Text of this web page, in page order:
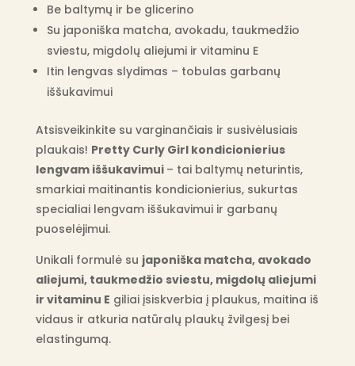
Be baltymų ir be glicerino
Su japoniška matcha, avokadu, taukmedžio
sviestu, migdolų aliejumi ir vitaminu E
Itin lengvas slydimas – tobulas garbanų
iššukavimui
Atsisveikinkite su varginančiais ir susivėlusiais
plaukais! Pretty Curly Girl kondicionierius
lengvam iššukavimui – tai baltymų neturintis,
smarkiai maitinantis kondicionierius, sukurtas
specialiai lengvam iššukavimui ir garbanų
puoselėjimui.
Unikali formulė su japoniška matcha, avokado
aliejumi, taukmedžio sviestu, migdolų aliejumi
ir vitaminu E giliai įsiskverbia į plaukus, maitina iš
vidaus ir atkuria natūralų plaukų žvilgesį bei
elastingumą.